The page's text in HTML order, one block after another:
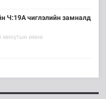
Ч:19А чиглэлийн замналд
минутын өмнө